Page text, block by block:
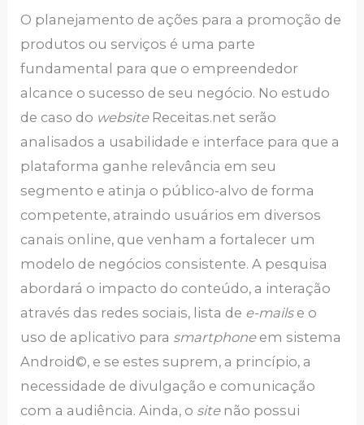
O planejamento de ações para a promoção de
produtos ou serviços é uma parte
fundamental para que o empreendedor
alcance o sucesso de seu negócio. No estudo
de caso do websiteReceitas.net serão
analisados a usabilidade e interface para que a
plataforma ganhe relevância em seu
segmento e atinja o público-alvo de forma
competente, atraindo usuários em diversos
canais online, que venham a fortalecer um
modelo de negócios consistente. A pesquisa
abordará o impacto do conteúdo, a interação
através das redes sociais, lista de e-mailse o
uso de aplicativo para smartphoneem sistema
Android©, e se estes suprem, a princípio, a
necessidade de divulgação e comunicação
com a audiência. Ainda, o sitenão possui